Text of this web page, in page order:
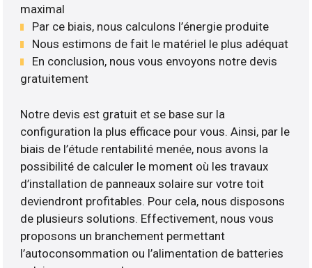
maximal
Par ce biais, nous calculons l’énergie produite
Nous estimons de fait le matériel le plus adéquat
En conclusion, nous vous envoyons notre devis
gratuitement
Notre devis est gratuit et se base sur la
configuration la plus efficace pour vous. Ainsi, par le
biais de l’étude rentabilité menée, nous avons la
possibilité de calculer le moment où les travaux
d’installation de panneaux solaire sur votre toit
deviendront profitables. Pour cela, nous disposons
de plusieurs solutions. Effectivement, nous vous
proposons un branchement permettant
l’autoconsommation ou l’alimentation de batteries